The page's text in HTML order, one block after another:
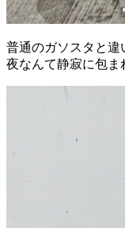
普通のガソスタと違
夜なんて静寂に包ま